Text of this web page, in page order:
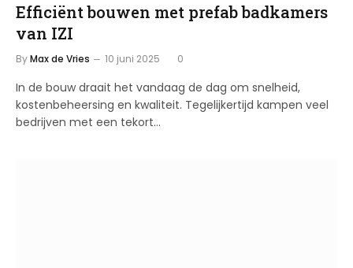
Efficiënt bouwen met prefab badkamers
van IZI
ByMax de Vries 10 juni 2025 0
In de bouw draait het vandaag de dag om snelheid,
kostenbeheersing en kwaliteit. Tegelijkertijd kampen veel
bedrijven met een tekort…